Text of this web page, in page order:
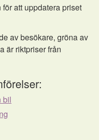
att uppdatera priset
av besökare, gröna av
är riktpriser från
bil